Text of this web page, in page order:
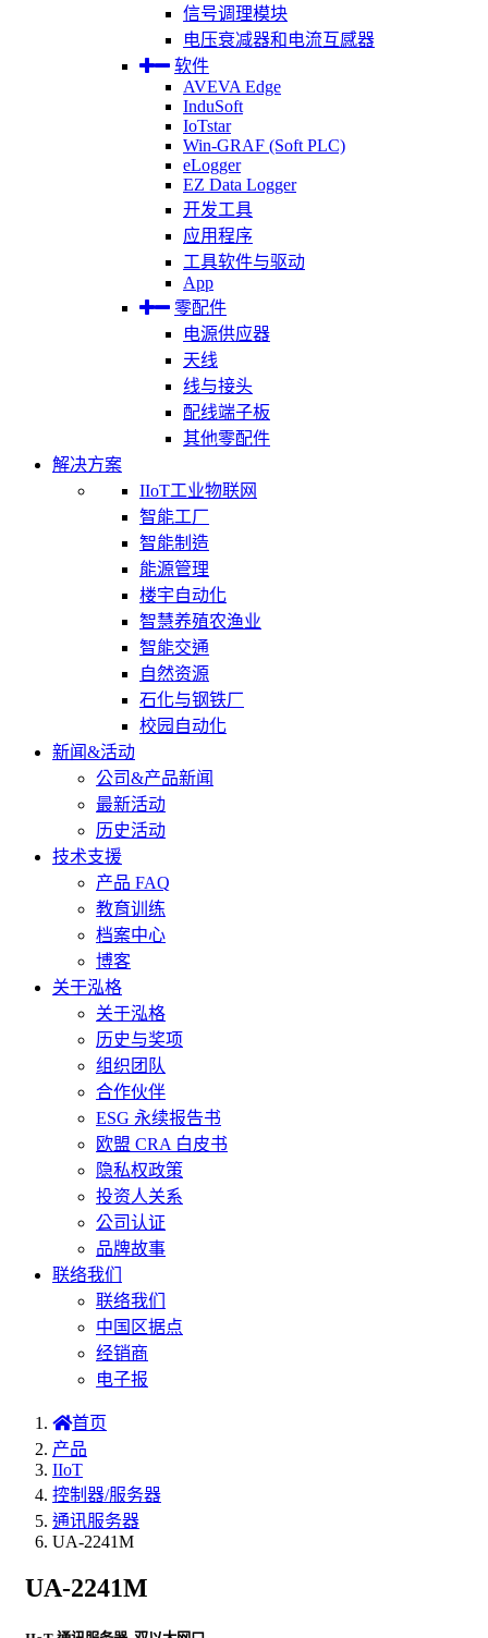
信号调理模块
电压衰减器和电流互感器
软件
AVEVA Edge
InduSoft
IoTstar
Win-GRAF (Soft PLC)
eLogger
EZ Data Logger
开发工具
应用程序
工具软件与驱动
App
零配件
电源供应器
天线
线与接头
配线端子板
其他零配件
解决方案
IIoT工业物联网
智能工厂
智能制造
能源管理
楼宇自动化
智慧养殖农渔业
智能交通
自然资源
石化与钢铁厂
校园自动化
新闻&活动
公司&产品新闻
最新活动
历史活动
技术支援
产品 FAQ
教育训练
档案中心
博客
关于泓格
关于泓格
历史与奖项
组织团队
合作伙伴
ESG 永续报告书
欧盟 CRA 白皮书
隐私权政策
投资人关系
公司认证
品牌故事
联络我们
联络我们
中国区据点
经销商
电子报
首页
产品
IIoT
控制器/服务器
通讯服务器
UA-2241M
UA-2241M